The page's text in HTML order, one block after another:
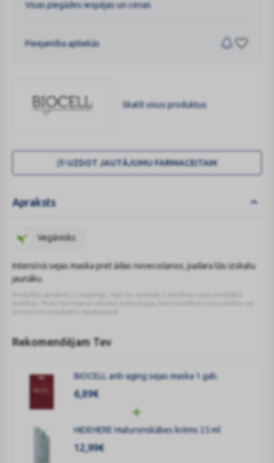
Visas piegādes iespējas un cenas
Pieejamība aptiekās
Skatīt visus produktus
UZDOT JAUTĀJUMU FARMACEITAM
Apraksts
Vegānisks
Intensīvā sejas maska pret ādas novecošanos, padara tās izskatu
jaunāku.
Rekomendējam Tev
BIOCELL anti-aging sejas maska 1 gab.
6,89€
HIDEHERE Hialuronskābes krēms 25 ml
12,99€